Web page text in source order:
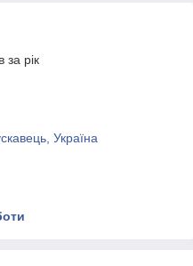
за рік
Україна